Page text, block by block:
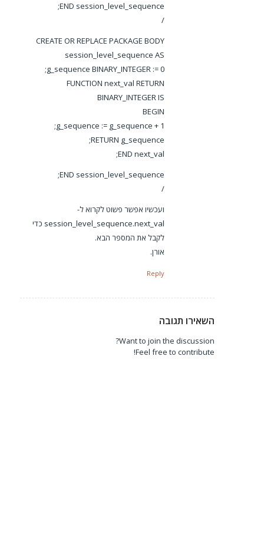
END session_level_sequence;
/
CREATE OR REPLACE PACKAGE BODY
session_level_sequence AS
g_sequence BINARY_INTEGER := 0;
FUNCTION next_val RETURN
BINARY_INTEGER IS
BEGIN
g_sequence := g_sequence + 1;
RETURN g_sequence;
END next_val;
END session_level_sequence;
/
ועכשיו אפשר פשוט לקרוא ל-
session_level_sequence.next_val כדי
לקבל את המספר הבא.
אורן.
Reply
השאירו תגובה
Want to join the discussion?
Feel free to contribute!